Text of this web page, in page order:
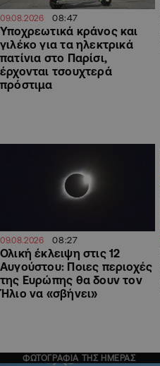
09.08.2026 08:47
Υποχρεωτικά κράνος και
γιλέκο για τα ηλεκτρικά
πατίνια στο Παρίσι,
έρχονται τσουχτερά
πρόστιμα
09.08.2026 08:27
Ολική έκλειψη στις 12
Αυγούστου: Ποιες περιοχές
της Ευρώπης θα δουν τον
Ήλιο να «σβήνει»
ΦΩΤΟΓΡΑΦΙΑ ΤΗΣ ΗΜΕΡΑΣ